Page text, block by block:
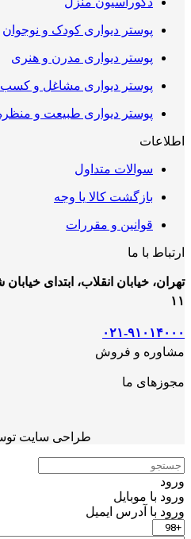
پوستر دیواری کودک و نوجوان
پوستر دیواری مدرن و هنری
پوستر دیواری مشاغل و کسب
پوستر دیواری طبیعت و
اطلاعات
سوالات متداول
بازگشت کالا یا وجه
قوانین و مقررات
ارتباط با ما
تهران، خیابان انقلاب، ابتدای
۱۱
۰۲۱-۹۱۰۱۴۰۰۰
مشاوره و فروش
مجوزهای ما
طراحی سایت
ورود
ورود با موبایل
ورود با ‫آدرس ایمیل